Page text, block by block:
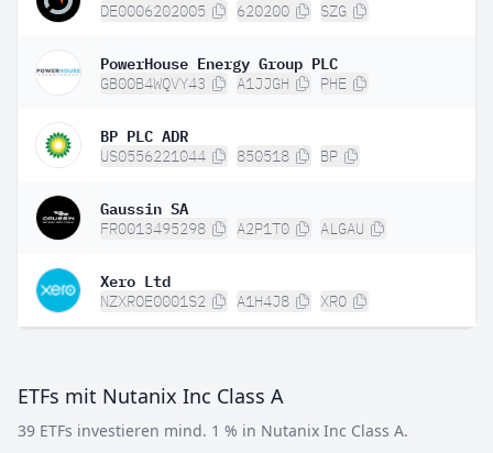
DE0006202005 620200 SZG
PowerHouse Energy Group PLC
GB00B4WQVY43 A1JJGH PHE
BP PLC ADR
US0556221044 850518 BP
Gaussin SA
FR0013495298 A2P1T0 ALGAU
Xero Ltd
NZXROE0001S2 A1H4J8 XRO
ETFs mit Nutanix Inc Class A
39 ETFs investieren mind. 1 % in Nutanix Inc Class A.